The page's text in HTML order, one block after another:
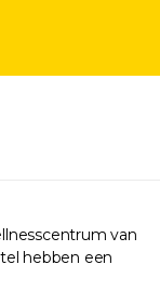
van
hebben een